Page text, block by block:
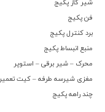
شیر گاز پکیج
فن پکیج
برد کنترل پکیج
منبع انبساط پکیج
محرک – شیر برقی – استوپر
مغزی شیرسه طرفه – کیت تعمیر
چند راهه پکیج